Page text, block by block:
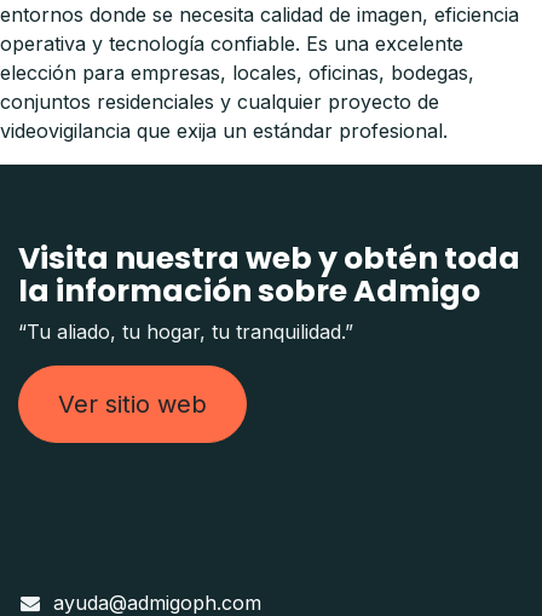
entornos donde se necesita calidad de imagen, eficiencia
operativa y tecnología confiable. Es una excelente
elección para empresas, locales, oficinas, bodegas,
conjuntos residenciales y cualquier proyecto de
videovigilancia que exija un estándar profesional.
Visita nuestra web y obtén toda
la información sobre Admigo
“Tu aliado, tu hogar, tu tranquilidad.”
Ver sitio web
ayuda@admigoph.com